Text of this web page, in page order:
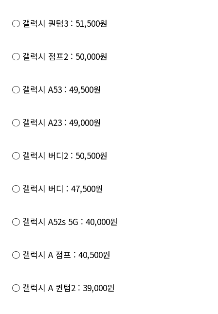
○ 갤럭시 퀀텀3 : 51,500원
○ 갤럭시 점프2 : 50,000원
○ 갤럭시 A53 : 49,500원
○ 갤럭시 A23 : 49,000원
○ 갤럭시 버디2 : 50,500원
○ 갤럭시 버디 : 47,500원
○ 갤럭시 A52s 5G : 40,000원
○ 갤럭시 A 점프 : 40,500원
○ 갤럭시 A 퀀텀2 : 39,000원